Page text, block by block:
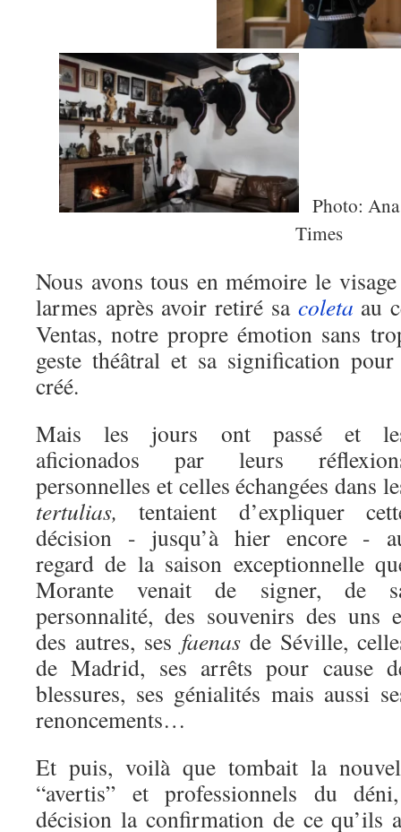
Photo:
Times
Nous avons tous en mémoire le
larmes après avoir retiré sa coleta au
Ventas, notre propre émotion sans
geste théâtral et sa signification
créé.
Mais les jours ont passé et
aficionados par leurs
personnelles et celles échangées dans
tertulias,tentaient d’expliquer
décision - jusqu’à hier encore -
regard de la saison exceptionnelle
Morante venait de signer, de
personnalité, des souvenirs des uns
des autres, ses faenasde Séville,
de Madrid, ses arrêts pour cause
blessures, ses génialités mais aussi
renoncements…
Et puis, voilà que tombait la
“avertis” et professionnels du
décision la confirmation de ce qu’ils